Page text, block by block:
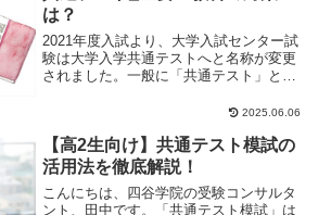
は？
2021年度入試より、大学入試センター試
験は大学入学共通テストへと名称が変更
されました。一般に「共通テスト」と呼
2025.06.06
【高2生向け】共通テスト模試の
活用法を徹底解説！
こんにちは、四谷学院の受験コンサルタ
ント、田中です。「共通テスト模試」は